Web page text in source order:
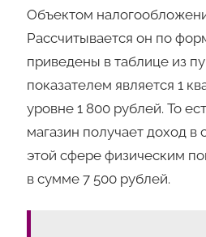
Объектом
Рассчитывается он по
приведены в таблице из
показателем является 1
уровне 1 800 рублей. То
магазин получает доход
этой сфере физическим
в сумме 7 500 рублей.